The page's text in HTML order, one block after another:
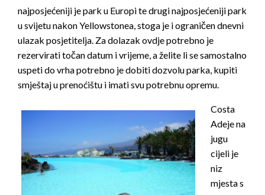
najposjećeniji je park u Europi te drugi najposjećeniji park
u svijetu nakon Yellowstonea, stoga je i ograničen dnevni
ulazak posjetitelja. Za dolazak ovdje potrebno je
rezervirati točan datum i vrijeme, a želite li se samostalno
uspeti do vrha potrebno je dobiti dozvolu parka, kupiti
smještaj u prenoćištu i imati svu potrebnu opremu.
Costa
Adeje na
jugu
cijeli je
niz
mjesta s